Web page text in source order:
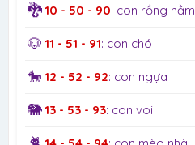
🐉10 - 50 - 90: con rồng nằm
🐶 11 - 51 - 91: con chó
🐎 12 - 52 - 92: con ngựa
🐘13 - 53 - 93: con voi